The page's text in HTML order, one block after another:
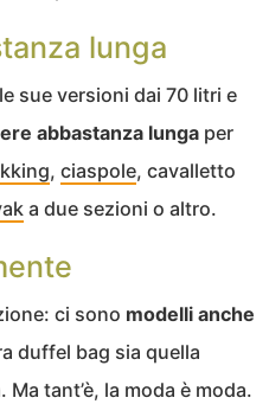
lunga
sue versioni dai 70 litri e
abbastanza lunga per
, ciaspole, cavalletto
a due sezioni o altro.
ci sono modelli anche
duffel bag sia quella
tant’è, la moda è moda.